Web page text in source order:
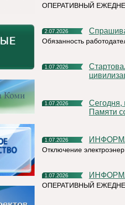
ОПЕРАТИВНЫЙ
2.07.2026
Обязанность
1.07.2026
Стартовал X Международный фотоконкурс «Русская
1.07.2026
Сегодня, в День ветеранов боевых действий, в Сквере
Памяти
1.07.2026
Отключение
1.07.2026
ОПЕРАТИВНЫЙ